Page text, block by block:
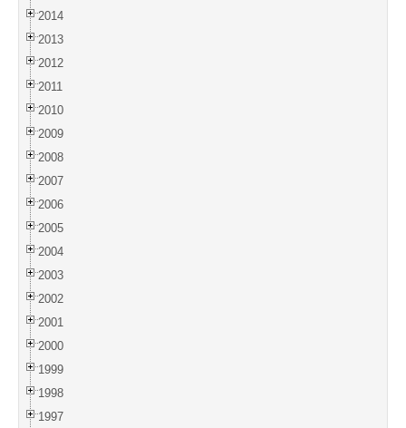
2014
2013
2012
2011
2010
2009
2008
2007
2006
2005
2004
2003
2002
2001
2000
1999
1998
1997